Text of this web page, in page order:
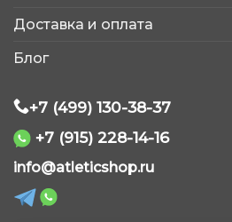
Доставка и оплата
Блог
+7 (499) 130-38-37
+7 (915) 228-14-16
info@atleticshop.ru